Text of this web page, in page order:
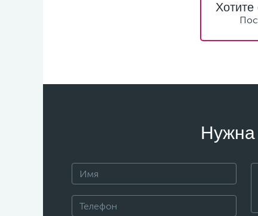
Хотите
Нужна